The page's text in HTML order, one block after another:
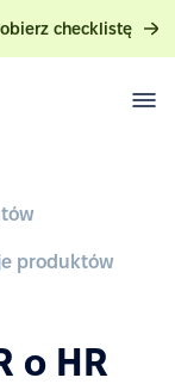
checklistę
produktów
o HR